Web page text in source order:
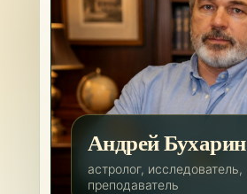
Андрей Бухарин
астролог, исследователь,
преподаватель